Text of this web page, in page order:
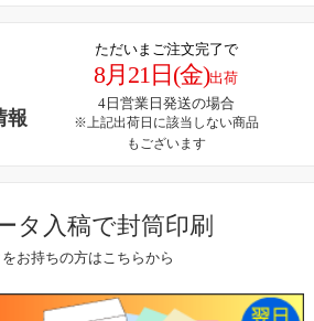
報
ただいまご注文完了で
8月21日(金)出荷
4日営業日発送の場合
※上記出荷日に該当しない商品
もございます
タ入稿で封筒印刷
お持ちの方はこちらから